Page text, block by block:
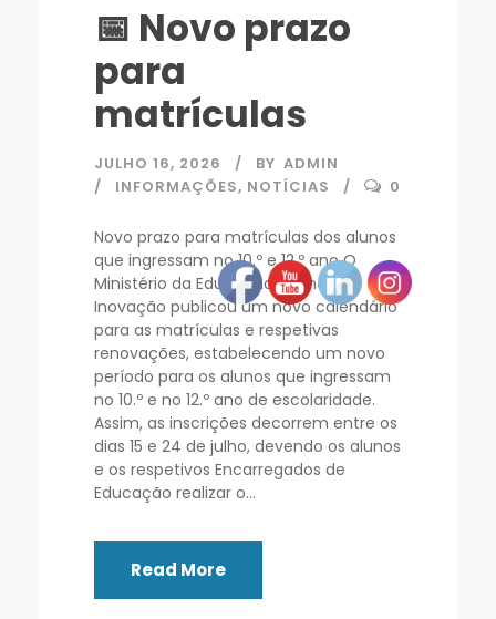
📅 Novo prazo
para
matrículas
JULHO 16, 2026 BY ADMIN
INFORMAÇÕES, NOTÍCIAS 0
Novo prazo para matrículas dos alunos
que ingressam no 10.º e 12.º ano O
Ministério da Educação, Ciência e
Inovação publicou um novo calendário
para as matrículas e respetivas
renovações, estabelecendo um novo
período para os alunos que ingressam
no 10.º e no 12.º ano de escolaridade.
Assim, as inscrições decorrem entre os
dias 15 e 24 de julho, devendo os alunos
e os respetivos Encarregados de
Educação realizar o...
Read More